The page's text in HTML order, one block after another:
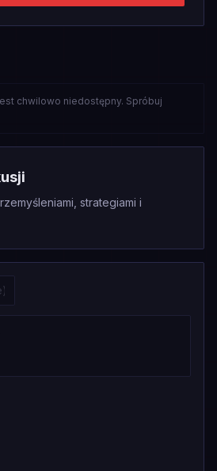
chwilowo niedostępny. Spróbuj
strategiami i